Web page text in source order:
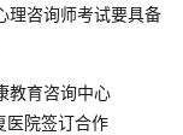
理咨询师考试要具备